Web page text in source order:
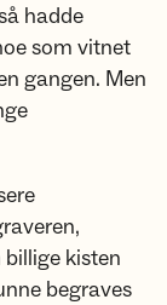
hadde
som vitnet
gangen. Men
kisten
begraves